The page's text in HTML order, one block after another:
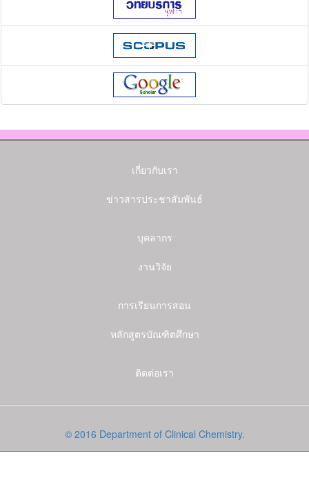
เกี่ยวกับเรา
ข่าวสารประชาสัมพันธ์
บุคลากร
งานวิจัย
การเรียนการสอน
หลักสูตรบัณฑิตศึกษา
ติดต่อเรา
© 2016 Department of Clinical Chemistry.